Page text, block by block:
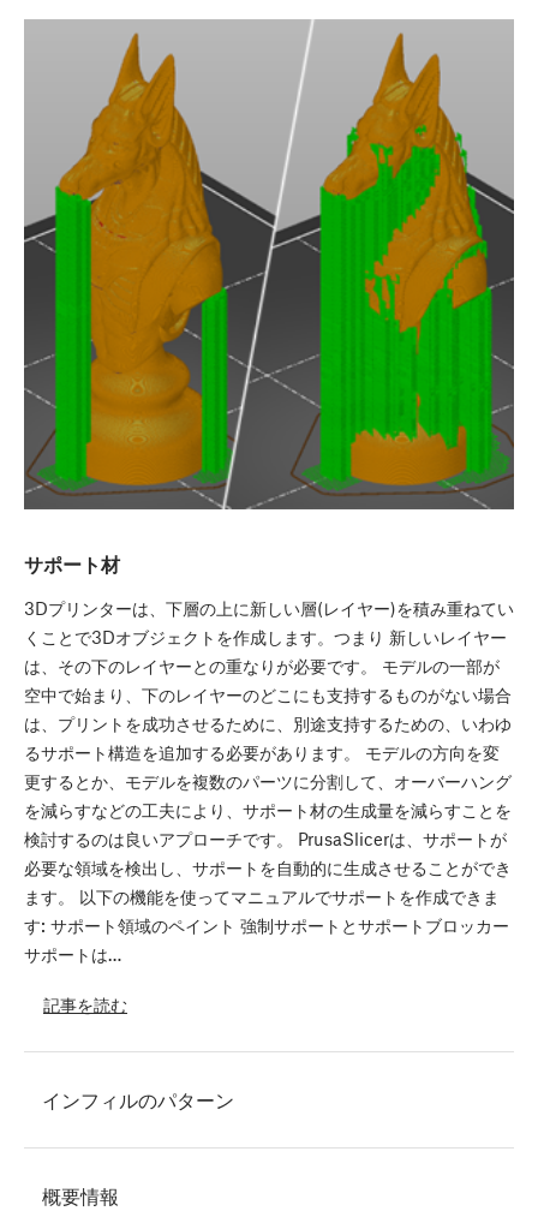
サポート材
3Dプリンターは、下層の上に新しい層(レイヤー)を積み重ねてい
くことで3Dオブジェクトを作成します。つまり 新しいレイヤー
は、その下のレイヤーとの重なりが必要です。 モデルの一部が
空中で始まり、下のレイヤーのどこにも支持するものがない場合
は、プリントを成功させるために、別途支持するための、いわゆ
るサポート構造を追加する必要があります。 モデルの方向を変
更するとか、モデルを複数のパーツに分割して、オーバーハング
を減らすなどの工夫により、サポート材の生成量を減らすことを
検討するのは良いアプローチです。 PrusaSlicerは、サポートが
必要な領域を検出し、サポートを自動的に生成させることができ
ます。 以下の機能を使ってマニュアルでサポートを作成できま
す: サポート領域のペイント 強制サポートとサポートブロッカー
サポートは…
記事を読む
インフィルのパターン
概要情報